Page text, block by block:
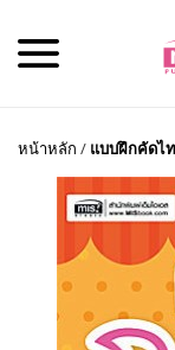
หน้าหลัก / แบบฝึกคัดไ